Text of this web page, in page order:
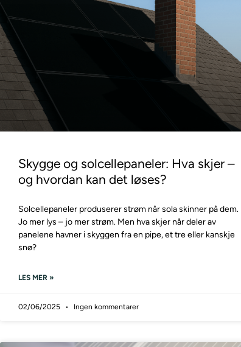
Skygge og solcellepaneler: Hva skjer –
og hvordan kan det løses?
Solcellepaneler produserer strøm når sola skinner på dem.
Jo mer lys – jo mer strøm. Men hva skjer når deler av
panelene havner i skyggen fra en pipe, et tre eller kanskje
snø?
LES MER »
02/06/2025 Ingen kommentarer